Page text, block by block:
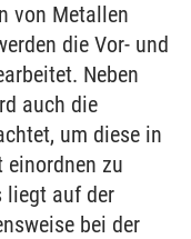
von Metallen
die Vor- und
Neben
auch die
um diese in
zu
liegt auf der
bei der